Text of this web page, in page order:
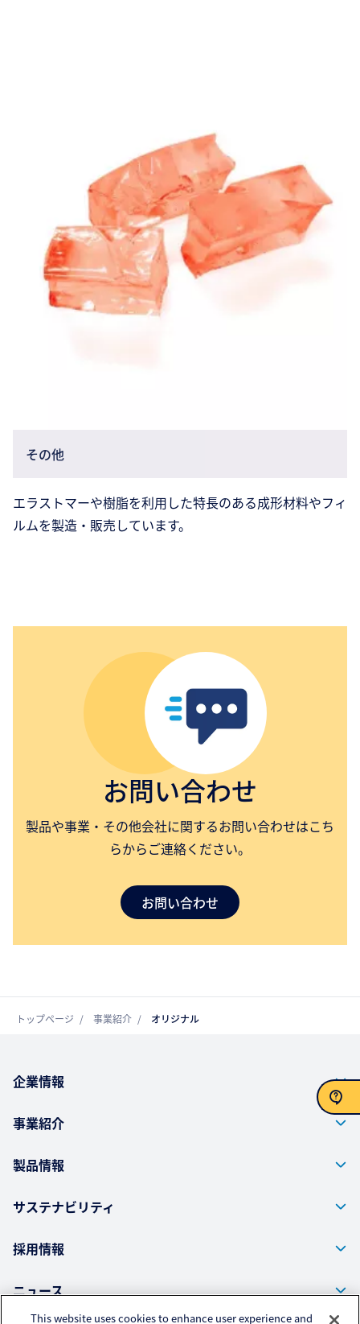
その他
エラストマーや樹脂を利用した特長のある成形材料やフィ
ルムを製造・販売しています。
お問い合わせ
製品や事業・その他会社に関するお問い合わせはこち
らからご連絡ください。
お問い合わせ
トップページ 事業紹介 オリジナル
企業情報
事業紹介
製品情報
サステナビリティ
採用情報
ニュース
This website uses cookies to enhance user experience and